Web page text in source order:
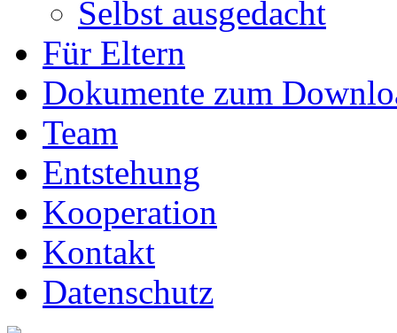
Selbst ausgedacht
Für Eltern
Dokumente zum
Team
Entstehung
Kooperation
Kontakt
Datenschutz